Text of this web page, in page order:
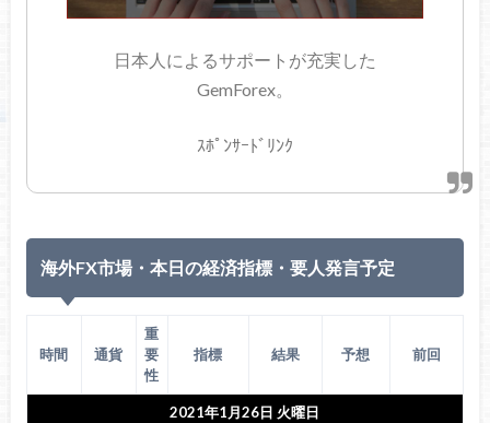
日本人によるサポートが充実した
GemForex。
ｽﾎﾟﾝｻｰﾄﾞﾘﾝｸ
海外FX市場・本日の経済指標・要人発言予定
時間 通貨
重
要
性
指標 結果 予想 前回
2021年1月26日 火曜日